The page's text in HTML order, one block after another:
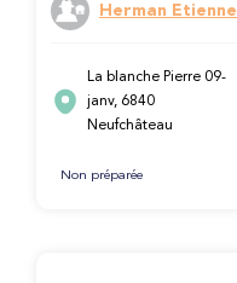
Herman Etienne
La blanche Pierre 09-
janv, 6840
Neufchâteau
Non préparée